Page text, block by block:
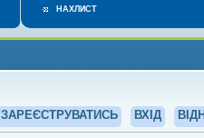
НАХЛИСТ
ЗАРЕЄСТРУВАТИСЬ ВХІД